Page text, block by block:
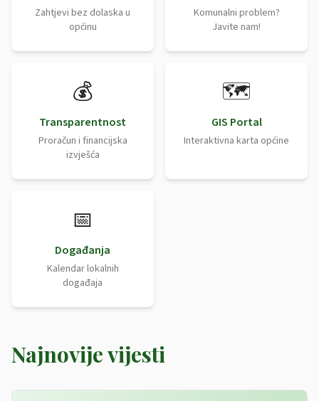
Zahtjevi bez dolaska u
općinu
Komunalni problem?
Javite nam!
💰
Transparentnost
Proračun i financijska
izvješća
🗺️
GIS Portal
Interaktivna karta općine
📅
Događanja
Kalendar lokalnih
događaja
Najnovije vijesti